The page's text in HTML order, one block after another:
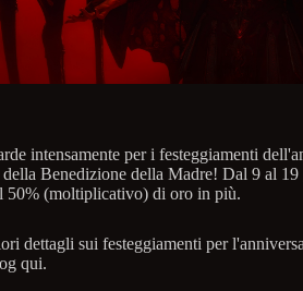
intensamente per i festeggiamenti
Benedizione della Madre! Dal 9 al
50% (moltiplicativo) di oro in più.
dettagli sui festeggiamenti per
qui.